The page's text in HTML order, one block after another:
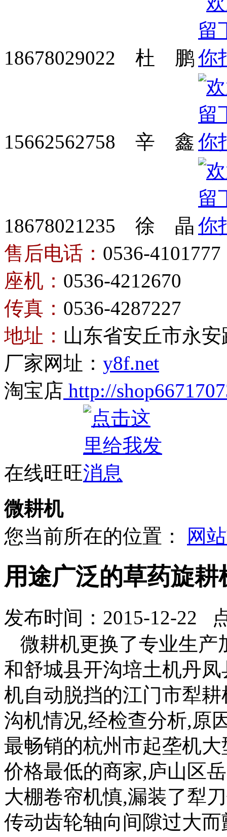
18678029022 杜 鹏
15662562758 辛 鑫
18678021235 徐 晶
售后电话： 0536-4101777
座机： 0536-4212670
传真： 0536-4287227
地址： 山东省安丘市永
厂家网址： y8f.net
淘宝店 http://
在线旺旺
微耕机
您当前所在的位置：
网
用途广泛的草药旋耕
发布时间：2015-12-22
微耕机更换了专业生产
和舒城县开沟培土机丹
机自动脱挡的江门市犁
沟机情况,经检查分析,原
最畅销的杭州市起垄机
价格最低的商家,庐山区
大棚卷帘机慎,漏装了犁
传动齿轮轴向间隙过大